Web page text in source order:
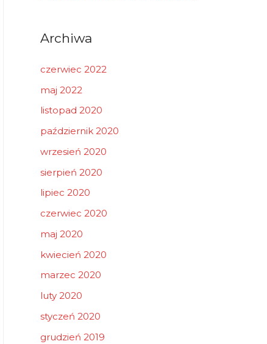
Archiwa
czerwiec 2022
maj 2022
listopad 2020
październik 2020
wrzesień 2020
sierpień 2020
lipiec 2020
czerwiec 2020
maj 2020
kwiecień 2020
marzec 2020
luty 2020
styczeń 2020
grudzień 2019